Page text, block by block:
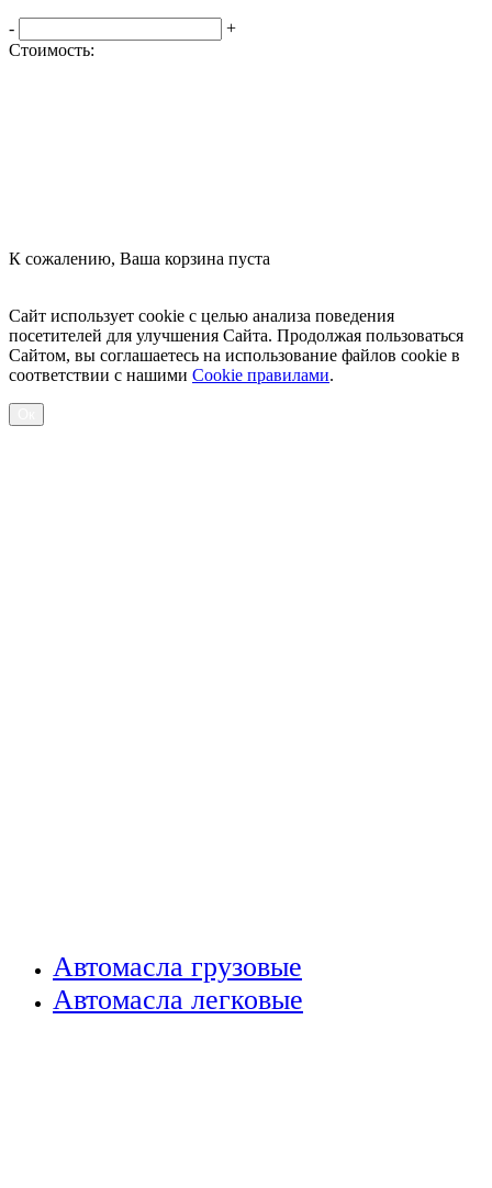
-
+
Стоимость:
К сожалению, Ваша корзина пуста
Сайт использует cookie с целью анализа поведения
посетителей для улучшения Сайта. Продолжая пользоваться
Сайтом, вы соглашаетесь на использование файлов cookie в
соответствии с нашими Cookiе правилами.
Автомасла грузовые
Автомасла легковые